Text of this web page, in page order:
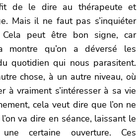
de le dire au thérapeute et
Mais il ne faut pas s’inquiéter
peut être bon signe, car
montre qu’on a déversé les
quotidien qui nous parasitent.
chose, à un autre niveau, où
à vraiment s’intéresser à sa vie
cela veut dire que l’on ne
va dire en séance, laissant le
certaine ouverture. Ces